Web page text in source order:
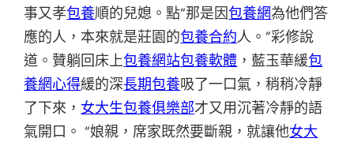
事又孝包養順的兒媳。點“那是因包養網為他們答
應的人，本來就是莊園的包養合約人。”彩修說
道。贊躺回床上包養網站包養軟體 ，藍玉華緩包
養網心得緩的深長期包養吸了一口氣，稍稍冷靜
了下來， 女大生包養俱樂部才又用沉著冷靜的語
氣開口。 “娘親，席家既然要斷親，就讓他女大